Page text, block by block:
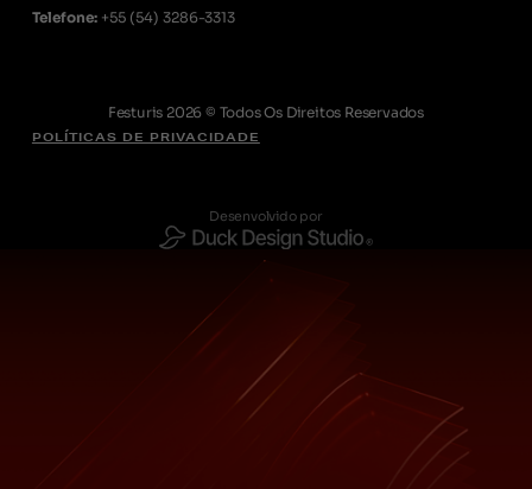
Telefone: +55 (54) 3286-3313
Festuris 2026 © Todos Os Direitos Reservados
POLÍTICAS DE PRIVACIDADE
Desenvolvido por